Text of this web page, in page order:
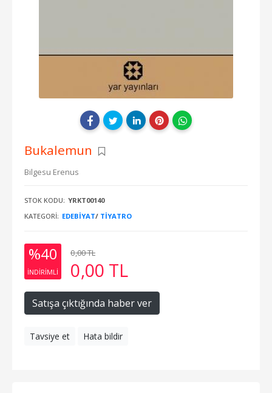
Bukalemun
Bilgesu Erenus
STOK KODU: YRKT00140
KATEGORI: EDEBIYAT/ TIYATRO
%40
INDIRIMLI
0,00TL
0,00 TL
Satışa çıktığında haber ver
Tavsiye et Hata bildir